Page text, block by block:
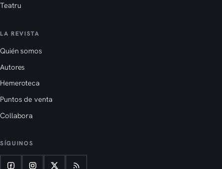
Teatru
LA REVISTA
Quién somos
Autores
Hemeroteca
Puntos de venta
Collabora
SÍGUINOS